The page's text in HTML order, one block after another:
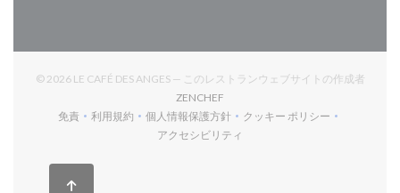
© 2026 LE CAFÉ DES ANGES — このレストランウェブサイトの作成者
ZENCHEF
免責
((新しいウィンドウで開きます))
利用規約
((新しいウィンドウで開きます))
個人情報保護方針
((新しいウィンドウで開きます))
クッキー ポリシー
((新しいウィンドウで
アクセシビリティ
((新しいウィンドウで開きます))